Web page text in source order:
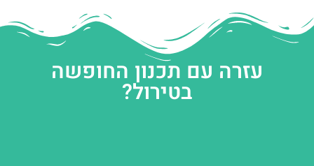
עזרה עם תכנון החופשה
בטירול?